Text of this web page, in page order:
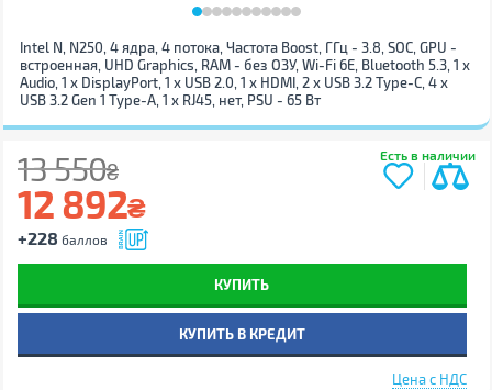
Intel N, N250, 4 ядра, 4 потока, Частота Boost, ГГц - 3.8, SOC, GPU -
встроенная, UHD Graphics, RAM - без ОЗУ, Wi-Fi 6E, Bluetooth 5.3, 1 х
Audio, 1 x DisplayPort, 1 x USB 2.0, 1 х HDMI, 2 x USB 3.2 Type-C, 4 x
USB 3.2 Gen 1 Type-A, 1 x RJ45, нет, PSU - 65 Вт
13 550₴
12 892₴
+228 баллов
Есть в наличии
КУПИТЬ
КУПИТЬ В КРЕДИТ
Цена с НДС